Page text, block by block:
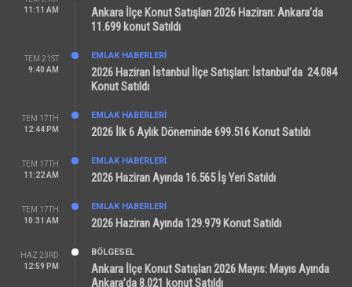
11:11 AM
Ankara İlçe Konut Satışları 2026 Haziran: Ankara’da
11.699 konut Satıldı
TEM 21ST
9:40 AM
EMLAK HABERLERI
2026 Haziran İstanbul İlçe Satışları: İstanbul’da 24.084
Konut Satıldı
TEM 17TH
12:44 PM
EMLAK HABERLERI
2026 İlk 6 Aylık Döneminde 699.516 Konut Satıldı
TEM 17TH
11:22 AM
EMLAK HABERLERI
2026 Haziran Ayında 16.565 İş Yeri Satıldı
TEM 17TH
10:31 AM
EMLAK HABERLERI
2026 Haziran Ayında 129.979 Konut Satıldı
HAZ 23RD
12:59 PM
BÖLGESEL
Ankara İlçe Konut Satışları 2026 Mayıs: Mayıs Ayında
Ankara’da 8.021 konut Satıldı